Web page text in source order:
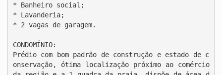
* Banheiro social;
* Lavanderia;
* 2 vagas de garagem.
CONDOMÍNIO:
Prédio com bom padrão de construção e estado de c
onservação, ótima localização próximo ao comércio